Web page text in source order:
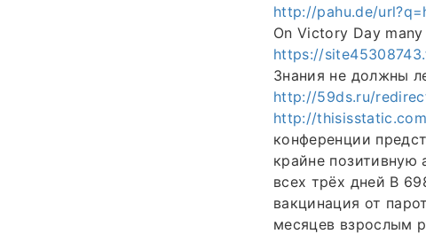
http://pahu.de/
On Victory Day
https://
Знания не должны
http://59ds.ru/
http://
конференции
крайне позитивную
всех трёх дней В
вакцинация от
месяцев взрослым